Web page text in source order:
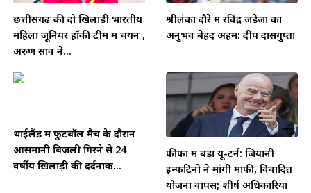
छत्तीसगढ़ की दो खिलाड़ी भारतीय
महिला जूनियर हॉकी टीम में चयन ,
अरुण साव ने...
श्रीलंका दौरे में रविंद्र जडेजा का
अनुभव बेहद अहम: दीप दासगुप्ता
थाईलैंड में फुटबॉल मैच के दौरान
आसमानी बिजली गिरने से 24
वर्षीय ख़िलाड़ी की दर्दनाक...
फीफा में बड़ा यू-टर्न: जियानी
इन्फेंटिनो ने मांगी माफी, विवादित
योजना वापस; शीर्ष अधिकारियों